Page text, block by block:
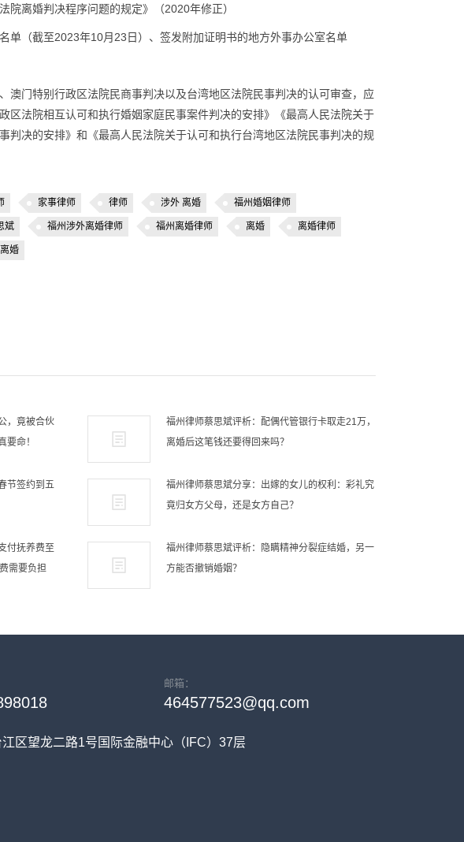
院离婚判决程序问题的规定》（2020年修正）
单（截至2023年10月23日）、签发附加证明书的地方外事办公室名单
澳门特别行政区法院民商事判决以及台湾地区法院民事判决的认可审查，应
区法院相互认可和执行婚姻家庭民事案件判决的安排》《最高人民法院关于
判决的安排》和《最高人民法院关于认可和执行台湾地区法院民事判决的规
家事律师 律师 涉外 离婚 福州婚姻律师
斌 福州涉外离婚律师 福州离婚律师 离婚 离婚律师
婚
，竟被合伙
要命！
福州律师蔡思斌评析：配偶代管银行卡取走21万，
离婚后这笔钱还要得回来吗？
节签约到五
福州律师蔡思斌分享：出嫁的女儿的权利：彩礼究
竟归女方父母，还是女方自己？
付抚养费至
需要负担
福州律师蔡思斌评析：隐瞒精神分裂症结婚，另一
方能否撤销婚姻？
邮箱：
464577523@qq.com
区望龙二路1号国际金融中心（IFC）37层